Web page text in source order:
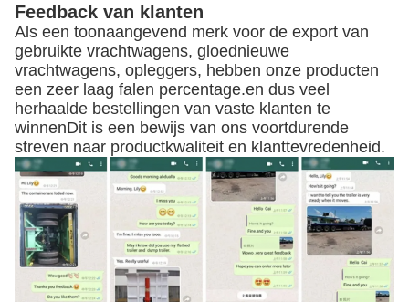
Feedback van klanten
Als een toonaangevend merk voor de export van
gebruikte vrachtwagens, gloednieuwe
vrachtwagens, opleggers, hebben onze producten
een zeer laag falen percentage.en dus veel
herhaalde bestellingen van vaste klanten te
winnenDit is een bewijs van ons voortdurende
streven naar productkwaliteit en klanttevredenheid.